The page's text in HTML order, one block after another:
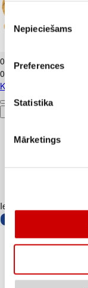
Piekrišanas
izvēle
Nepieciešams
Preferences
Statistika
Mārketings
0
69€
0,69€/kg
Kartupeļi JAUNIE
Iesakām ar